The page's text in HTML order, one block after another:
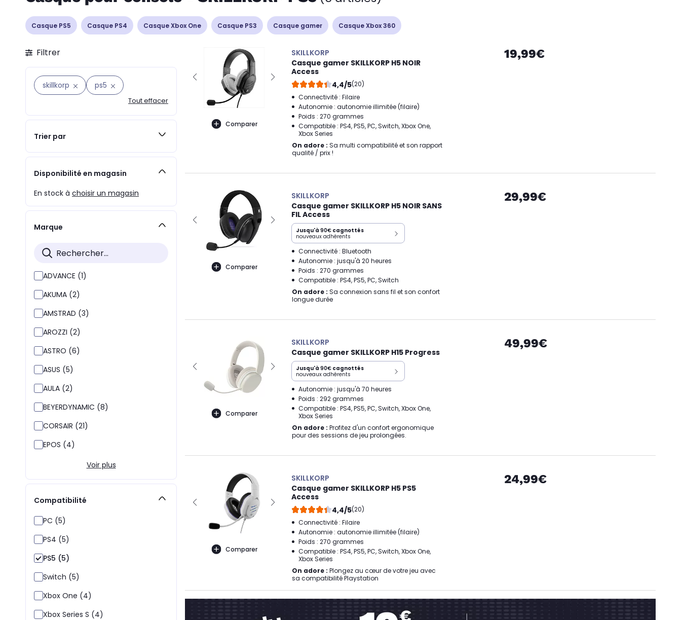
Casque PS5 Casque PS4 Casque Xbox One Casque PS3 Casque gamer Casque Xbox 360
Filtrer
skillkorp ps5
Tout effacer
Trier par
Disponibilité en magasin
En stock à choisir un magasin
Marque
ADVANCE (1)
AKUMA (2)
AMSTRAD (3)
AROZZI (2)
ASTRO (6)
ASUS (5)
AULA (2)
BEYERDYNAMIC (8)
CORSAIR (21)
EPOS (4)
Voir plus
Compatibilité
PC (5)
PS4 (5)
PS5 (5)
Switch (5)
Xbox One (4)
Xbox Series S (4)
Comparer
SKILLKORP
Casque gamer SKILLKORP H5 NOIR
Access
4,4/5(20)
Connectivité : Filaire
Autonomie : autonomie illimitée (filaire)
Poids : 270 grammes
Compatible : PS4, PS5, PC, Switch, Xbox One,
Xbox Series
On adore : Sa multi compatibilité et son rapport
qualité / prix !
19,99€
Comparer
SKILLKORP
Casque gamer SKILLKORP H5 NOIR SANS
FIL Access
Jusqu'à 90€ cagnottés
nouveaux adhérents
Connectivité : Bluetooth
Autonomie : jusqu'à 20 heures
Poids : 270 grammes
Compatible : PS4, PS5, PC, Switch
On adore : Sa connexion sans fil et son confort
longue durée
29,99€
Comparer
SKILLKORP
Casque gamer SKILLKORP H15 Progress
Jusqu'à 90€ cagnottés
nouveaux adhérents
Autonomie : jusqu'à 70 heures
Poids : 292 grammes
Compatible : PS4, PS5, PC, Switch, Xbox One,
Xbox Series
On adore : Profitez d'un confort ergonomique
pour des sessions de jeu prolongées.
49,99€
Comparer
SKILLKORP
Casque gamer SKILLKORP H5 PS5
Access
4,4/5(20)
Connectivité : Filaire
Autonomie : autonomie illimitée (filaire)
Poids : 270 grammes
Compatible : PS4, PS5, PC, Switch, Xbox One,
Xbox Series
On adore : Plongez au cœur de votre jeu avec
sa compatibilité Playstation
24,99€